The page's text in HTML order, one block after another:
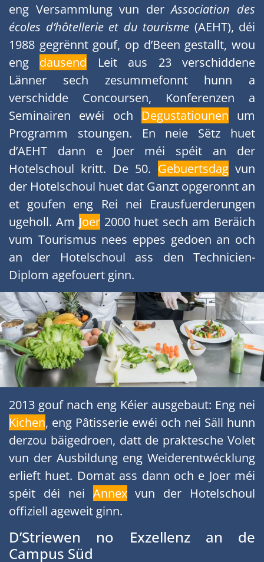
eng Versammlung vun derAssociation des
écoles d’hôtellerie et du tourisme (AEHT), déi
1988 gegrënnt gouf, op d’Been gestallt, wou
eng dausend Leit aus 23 verschiddene
Länner sech zesummefonnt hunn a
verschidde Concoursen, Konferenzen a
Seminairen ewéi och Degustatiounen um
Programm stoungen. En neie Sëtz huet
d’AEHT dann e Joer méi spéit an der
Hotelschoul kritt. De 50. Gebuertsdagvun
der Hotelschoul huet dat Ganzt opgeronnt an
et goufen eng Rei nei Erausfuerderungen
ugeholl. Am Joer2000 huet sech am Beräich
vum Tourismus nees eppes gedoen an och
an der Hotelschoul ass den Technicien-
Diplom agefouert ginn.
2013 gouf nach eng Kéier ausgebaut: Eng nei
Kichen, eng Pâtisserie ewéi och nei Säll hunn
derzou bäigedroen, datt de praktesche Volet
vun der Ausbildung eng Weiderentwécklung
erlieft huet. Domat ass dann och e Joer méi
spéit déi nei Annexvun der Hotelschoul
offiziell ageweit ginn.
D’Striewen no Exzellenz an de
Campus Süd